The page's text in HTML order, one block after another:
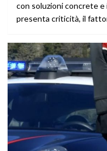
con soluzioni concrete
presenta criticità, il